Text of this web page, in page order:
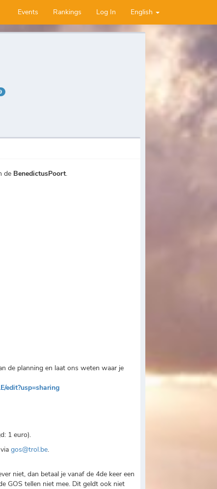
Events Rankings Log In English
de BenedictusPoort.
de planning en laat ons weten waar je
edit?usp=sharing
1 euro).
viagos@trol.be.
niet, dan betaal je vanaf de 4de keer een
GOS tellen niet mee. Dit geldt ook niet